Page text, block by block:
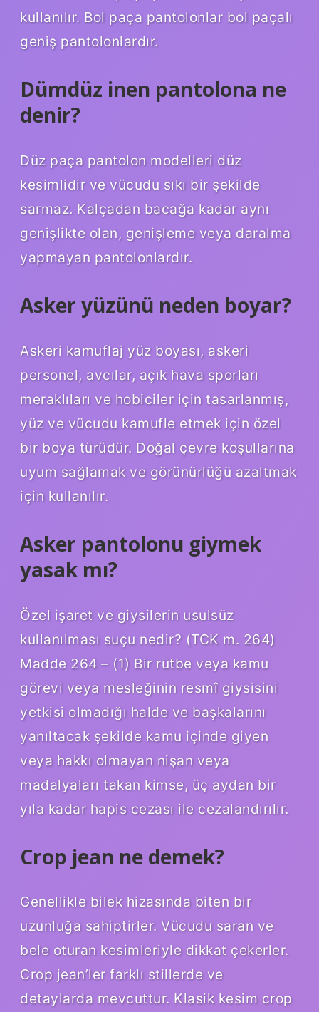
kullanılır. Bol paça pantolonlar bol paçalı
geniş pantolonlardır.
Dümdüz inen pantolona ne
denir?
Düz paça pantolon modelleri düz
kesimlidir ve vücudu sıkı bir şekilde
sarmaz. Kalçadan bacağa kadar aynı
genişlikte olan, genişleme veya daralma
yapmayan pantolonlardır.
Asker yüzünü neden boyar?
Askeri kamuflaj yüz boyası, askeri
personel, avcılar, açık hava sporları
meraklıları ve hobiciler için tasarlanmış,
yüz ve vücudu kamufle etmek için özel
bir boya türüdür. Doğal çevre koşullarına
uyum sağlamak ve görünürlüğü azaltmak
için kullanılır.
Asker pantolonu giymek
yasak mı?
Özel işaret ve giysilerin usulsüz
kullanılması suçu nedir? (TCK m. 264)
Madde 264 – (1) Bir rütbe veya kamu
görevi veya mesleğinin resmî giysisini
yetkisi olmadığı halde ve başkalarını
yanıltacak şekilde kamu içinde giyen
veya hakkı olmayan nişan veya
madalyaları takan kimse, üç aydan bir
yıla kadar hapis cezası ile cezalandırılır.
Crop jean ne demek?
Genellikle bilek hizasında biten bir
uzunluğa sahiptirler. Vücudu saran ve
bele oturan kesimleriyle dikkat çekerler.
Crop jean’ler farklı stillerde ve
detaylarda mevcuttur. Klasik kesim crop